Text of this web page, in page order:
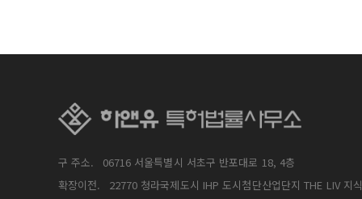
구 주소.
06716 서울특별시 서초구 반포대로 18, 4층
확장이전.
22770 청라국제도시 IHP 도시첨단산업단지 THE LIV 지